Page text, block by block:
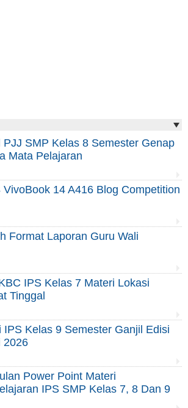
PJJ SMP Kelas 8 Semester Genap
Mata Pelajaran
VivoBook 14 A416 Blog Competition
Format Laporan Guru Wali
IPS Kelas 7 Materi Lokasi
Tinggal
IPS Kelas 9 Semester Ganjil Edisi
2026
Power Point Materi
IPS SMP Kelas 7, 8 Dan 9